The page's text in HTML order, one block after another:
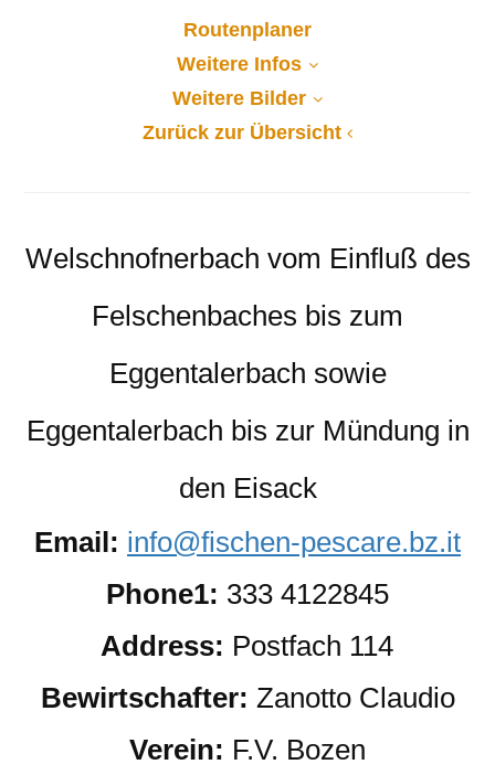
Routenplaner
Weitere Infos
Weitere Bilder
Zurück zur Übersicht
Welschnofnerbach vom Einfluß des
Felschenbaches bis zum
Eggentalerbach sowie
Eggentalerbach bis zur Mündung in
den Eisack
Email: info@fischen-pescare.bz.it
Phone1: 333 4122845
Address: Postfach 114
Bewirtschafter: Zanotto Claudio
Verein: F.V. Bozen